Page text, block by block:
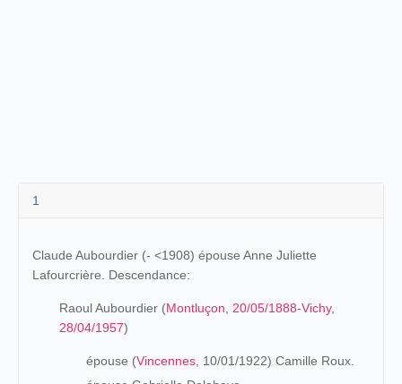
1
Claude Aubourdier (- <1908) épouse Anne Juliette
Lafourcrière. Descendance:
Raoul Aubourdier (Montluçon 20/05/1888-Vichy,
28/04/1957)
épouse (Vincennes , 10/01/1922) Camille Roux.